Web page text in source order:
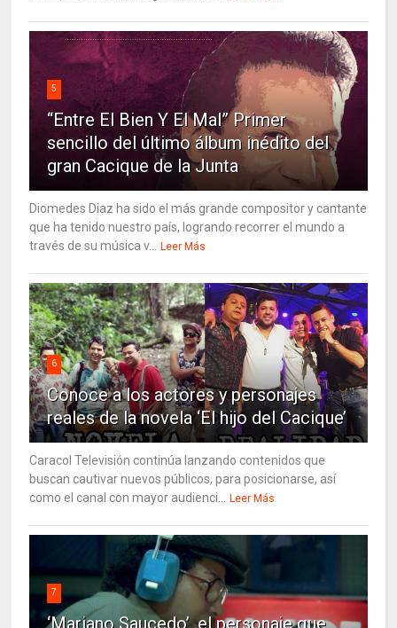
5
“Entre El Bien Y El Mal” Primer
sencillo del último álbum inédito del
gran Cacique de la Junta
Diomedes Diaz ha sido el más grande compositor y cantante
que ha tenido nuestro país, logrando recorrer el mundo a
través de su música v...
Leer Más
6
Conoce a los actores y personajes
reales de la novela ‘El hijo del Cacique’
Caracol Televisión continúa lanzando contenidos que
buscan cautivar nuevos públicos, para posicionarse, así
como el canal con mayor audienci...
Leer Más
7
‘Mariano Saucedo’, el personaje que